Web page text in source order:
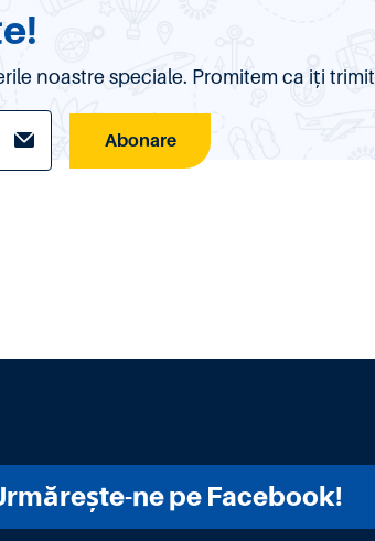
noastre speciale. Promitem ca iți
Abonare
ne pe Facebook!